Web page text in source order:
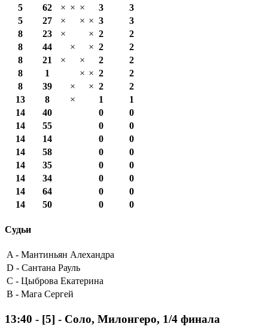
5
62 × × × 3
3
5
27 × × × 3
3
8
23 × × 2
2
8
44 × × 2
2
8
21 × × 2
2
8
1 × × 2
2
8
39 × × 2
2
13
8 × 1
1
14
40 0
0
14
55 0
0
14
14 0
0
14
58 0
0
14
35 0
0
14
34 0
0
14
64 0
0
14
50 0 0
Судьи
A - Мантиньян Алехандра
D - Сантана Рауль
C - Цыброва Екатерина
B - Мага Сергей
13:40 - [5] - Соло, Милонгеро, 1/4 финала